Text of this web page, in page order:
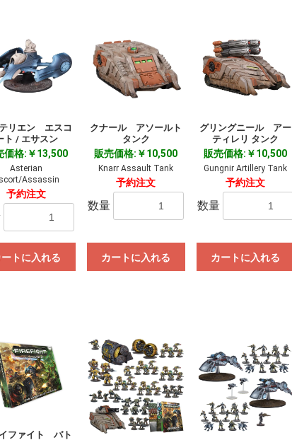
リエン エスコ
ト / エサスン
価格:￥13,500
Asterian
Assassin
予約注文
ートに入れる
クナール アソールト
タンク
販売価格:￥10,500
Knarr Assault Tank
予約注文
数量
カートに入れる
グリングニール アー
ティレリ タンク
販売価格:￥10,500
Gungnir Artillery Tank
予約注文
数量
カートに入れる
ファイト バト